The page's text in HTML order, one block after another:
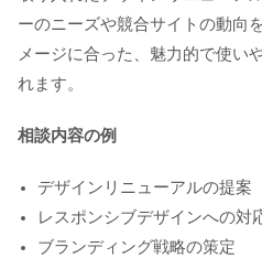
ーのニーズや競合サイトの動向
メージに合った、魅力的で使い
れます。
相談内容の例
デザインリニューアルの提案
レスポンシブデザインへの対
ブランディング戦略の策定